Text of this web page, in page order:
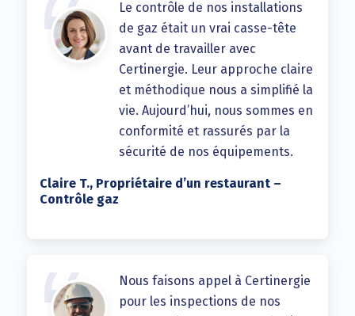
Le contrôle de nos installations
de gaz était un vrai casse-tête
avant de travailler avec
Certinergie. Leur approche claire
et méthodique nous a simplifié la
vie. Aujourd’hui, nous sommes en
conformité et rassurés par la
sécurité de nos équipements.
Claire T., Propriétaire d’un restaurant –
Contrôle gaz
Nous faisons appel à Certinergie
pour les inspections de nos